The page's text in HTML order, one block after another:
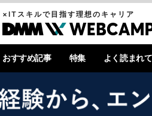
×ITスキルで目指す理想のキャリア
おすすめ記事 特集 よく読まれ